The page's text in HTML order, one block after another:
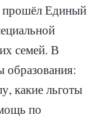
прошёл Единый
семей. В
какие льготы
по